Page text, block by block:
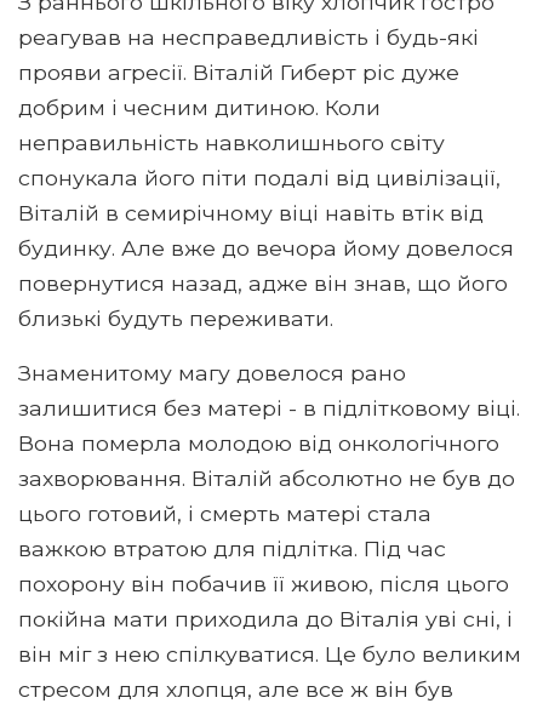
реагував на несправедливість і будь-які
прояви агресії. Віталій Гиберт ріс дуже
добрим і чесним дитиною. Коли
неправильність навколишнього світу
спонукала його піти подалі від цивілізації,
Віталій в семирічному віці навіть втік від
будинку. Але вже до вечора йому довелося
повернутися назад, адже він знав, що його
близькі будуть переживати.
Знаменитому магу довелося рано
залишитися без матері - в підлітковому віці.
Вона померла молодою від онкологічного
захворювання. Віталій абсолютно не був до
цього готовий, і смерть матері стала
важкою втратою для підлітка. Під час
похорону він побачив її живою, після цього
покійна мати приходила до Віталія уві сні, і
він міг з нею спілкуватися. Це було великим
стресом для хлопця, але все ж він був